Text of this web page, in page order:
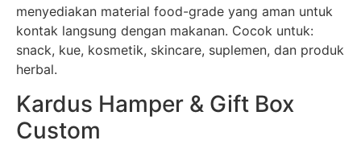
menyediakan material food-grade yang aman untuk
kontak langsung dengan makanan. Cocok untuk:
snack, kue, kosmetik, skincare, suplemen, dan produk
herbal.
Kardus Hamper & Gift Box
Custom